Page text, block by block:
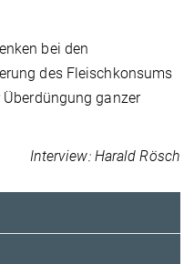
bei den
des Fleischkonsums
ganzer
Interview: Harald Rösch